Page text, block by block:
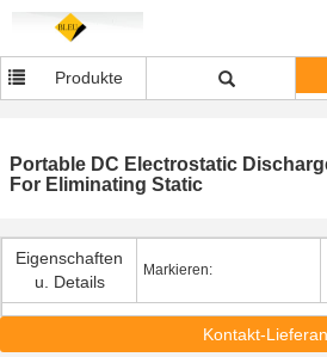
Produkte
Portable DC Electrostatic
For Eliminating Static
Eigenschaften
u. Details
Markieren:
Kontakt-